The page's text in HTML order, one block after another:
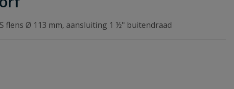
flens Ø 113 mm, aansluiting 1 ½" buitendraad